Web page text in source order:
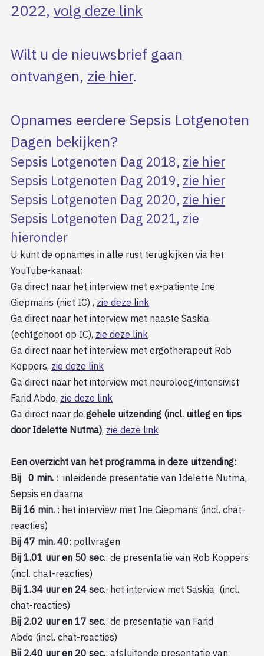
2022, volg deze link
Wilt u de nieuwsbrief gaan
ontvangen, zie hier.
Opnames eerdere Sepsis Lotgenoten
Dagen bekijken?
Sepsis Lotgenoten Dag 2018, zie hier
Sepsis Lotgenoten Dag 2019, zie hier
Sepsis Lotgenoten Dag 2020, zie hier
Sepsis Lotgenoten Dag 2021, zie
hieronder
U kunt de opnames in alle rust terugkijken via het
YouTube-kanaal:
Ga direct naar het interview met ex-patiënte Ine
Giepmans (niet IC) , zie deze link
Ga direct naar het interview met naaste Saskia
(echtgenoot op IC), zie deze link
Ga direct naar het interview met ergotherapeut Rob
Koppers, zie deze link
Ga direct naar het interview met neuroloog/intensivist
Farid Abdo, zie deze link
Ga direct naar de gehele uitzending (incl. uitleg en tips
door Idelette Nutma), zie deze link
Een overzicht van het programma in deze uitzending:
Bij 0 min. : inleidende presentatie van Idelette Nutma,
Sepsis en daarna
Bij 16 min. : het interview met Ine Giepmans (incl. chat-
reacties)
Bij 47 min. 40: pollvragen
Bij 1.01 uur en 50 sec.: de presentatie van Rob Koppers
(incl. chat-reacties)
Bij 1.34 uur en 24 sec.: het interview met Saskia (incl.
chat-reacties)
Bij 2.02 uur en 17 sec.: de presentatie van Farid
Abdo (incl. chat-reacties)
Bij 2.40 uur en 20 sec.: afsluitende presentatie van